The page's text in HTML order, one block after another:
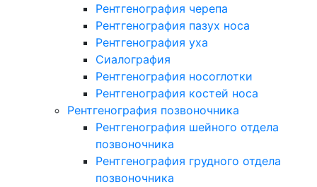
Рентгенография черепа
Рентгенография пазух носа
Рентгенография уха
Сиалография
Рентгенография носоглотки
Рентгенография костей носа
Рентгенография позвоночника
Рентгенография шейного отдела
позвоночника
Рентгенография грудного отдела
позвоночника